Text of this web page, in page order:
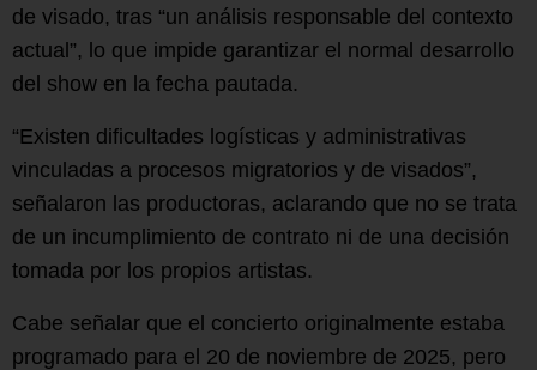
de visado, tras “un análisis responsable del contexto
actual”, lo que impide garantizar el normal desarrollo
del show en la fecha pautada.
“Existen dificultades logísticas y administrativas
vinculadas a procesos migratorios y de visados”,
señalaron las productoras, aclarando que no se trata
de un incumplimiento de contrato ni de una decisión
tomada por los propios artistas.
Cabe señalar que el concierto originalmente estaba
programado para el 20 de noviembre de 2025, pero